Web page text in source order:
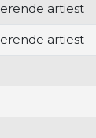
artiest
artiest